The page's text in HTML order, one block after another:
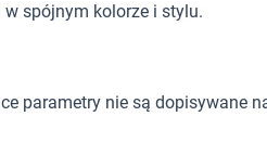
w spójnym kolorze i stylu.
parametry nie są dopisywane